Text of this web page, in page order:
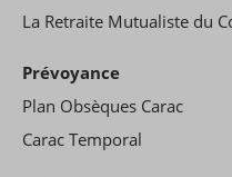
La Retraite Mutualiste du
Prévoyance
Plan Obsèques Carac
Carac Temporal